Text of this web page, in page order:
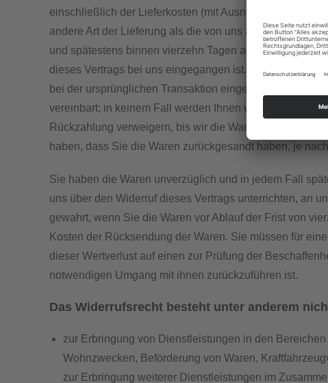
einschließlich der Lieferkosten (mit Ausnahme der
andere Art der Lieferung als die von uns angebotene,
und spätestens binnen vierzehn Tagen ab dem Tag
dieses Vertrags bei uns eingegangen ist. Für diese
bei der ursprünglichen Transaktion eingesetzt haben, es
vereinbart; in keinem Fall werden Ihnen wegen dieser
Rückzahlung verweigern, bis wir die Waren wieder
haben, dass Sie die Waren zurückgesandt haben, je
Sie haben die Waren unverzüglich und in jedem Fall
uns über den Widerruf dieses Vertrags unterrichten, an
gewahrt, wenn Sie die Waren vor Ablauf der Frist von
Kosten der Rücksendung der Waren. Sie müssen für
dieser Wertverlust auf einen zur Prüfung der
notwendigen Umgang mit ihnen zurückzuführen ist.
Das Widerrufsrecht besteht unter anderem
zur Erbringung von Dienstleistungen in den
Wohnzwecken, Beförderung von Waren,
zur Erbringung weiterer Dienstleistungen im